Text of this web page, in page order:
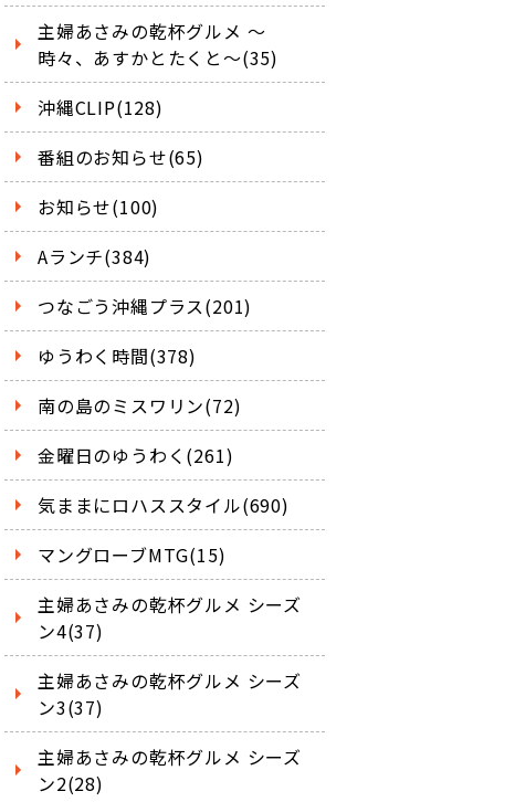
主婦あさみの乾杯グルメ ～
時々、あすかとたくと～(35)
沖縄CLIP(128)
番組のお知らせ(65)
お知らせ(100)
Aランチ(384)
つなごう沖縄プラス(201)
ゆうわく時間(378)
南の島のミスワリン(72)
金曜日のゆうわく(261)
気ままにロハススタイル(690)
マングローブMTG(15)
主婦あさみの乾杯グルメ シーズ
ン4(37)
主婦あさみの乾杯グルメ シーズ
ン3(37)
主婦あさみの乾杯グルメ シーズ
ン2(28)